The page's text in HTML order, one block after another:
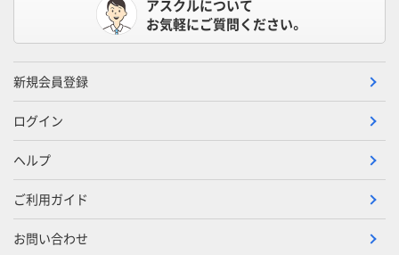
アスクルについて
お気軽にご質問ください。
新規会員登録
ログイン
ヘルプ
ご利用ガイド
お問い合わせ